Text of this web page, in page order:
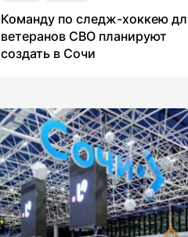
Команду по следж-хоккею
ветеранов СВО планируют
создать в Сочи